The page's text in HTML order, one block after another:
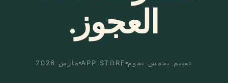
العجوز.
تقييم بخمس نجوم APP STORE مارس 2026